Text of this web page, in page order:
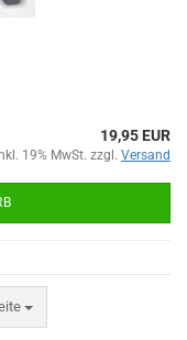
19,95 EUR
19% MwSt. zzgl. Versand